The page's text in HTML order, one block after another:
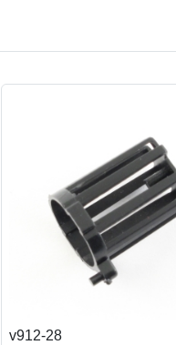
v912-28